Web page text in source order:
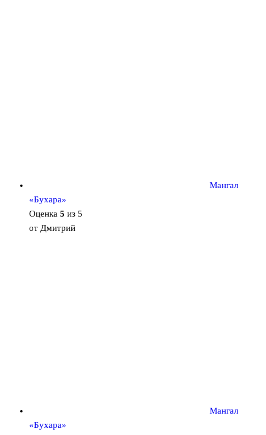
Мангал
«Бухара»
Оценка 5 из 5
от Дмитрий
Мангал
«Бухара»